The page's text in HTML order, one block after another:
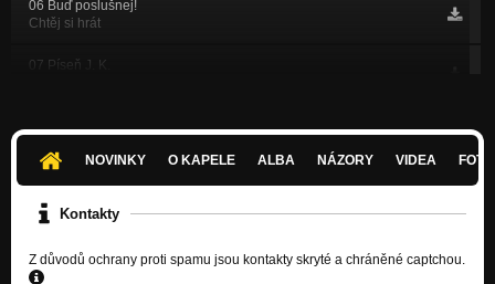
06 Buď poslušnej!
Chtěj si hrát
07 Píseň J. K.
09 Ztraceni uvnitř
Chtěj si hrát
Chtěj si hrát
NOVINKY O KAPELE ALBA NÁZORY VIDEA
Kontakty
Z důvodů ochrany proti spamu jsou kontakty skryté a chráněné captchou.